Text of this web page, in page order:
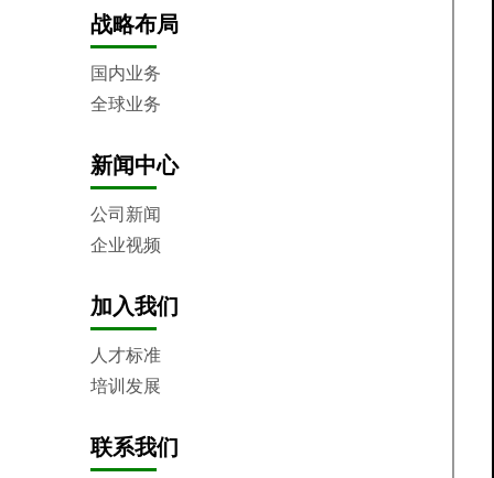
战略布局
国内业务
全球业务
新闻中心
公司新闻
企业视频
加入我们
人才标准
培训发展
联系我们